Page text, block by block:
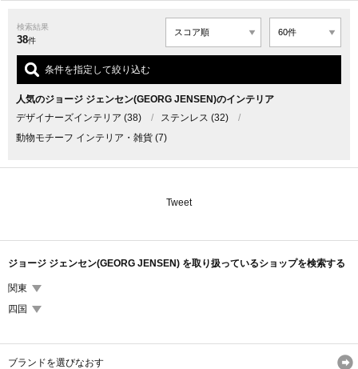
検索結果
38件
条件を指定して絞り込む
人気のジョージ ジェンセン(GEORG JENSEN)のインテリア
デザイナーズインテリア (38) / ステンレス (32)
/
動物モチーフ インテリア・雑貨 (7)
Tweet
ジョージ ジェンセン(GEORG JENSEN) を取り扱っているショップを検索する
関東
四国
ブランドを選びなおす